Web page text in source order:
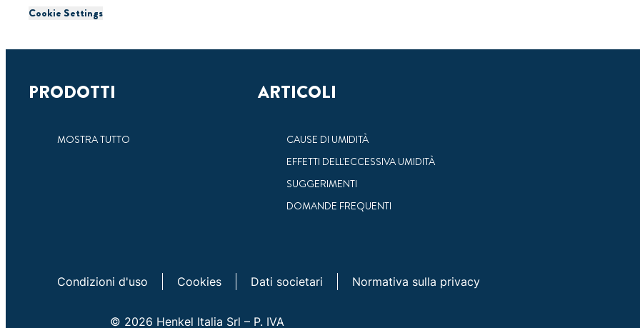
Cookie Settings
PRODOTTI
MOSTRA TUTTO
ARTICOLI
CAUSE DI UMIDITÀ
EFFETTI DELL'ECCESSIVA UMIDITÀ
SUGGERIMENTI
DOMANDE FREQUENTI
Condizioni d'uso Cookies Dati societari Normativa sulla privacy
© 2026 Henkel Italia Srl – P. IVA